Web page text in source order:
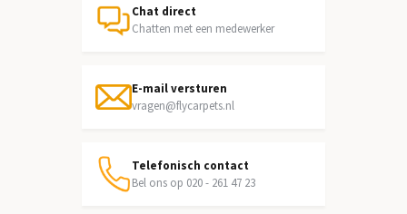
Chat direct
Chatten met een medewerker
E-mail versturen
vragen@flycarpets.nl
Telefonisch contact
Bel ons op 020 - 261 47 23